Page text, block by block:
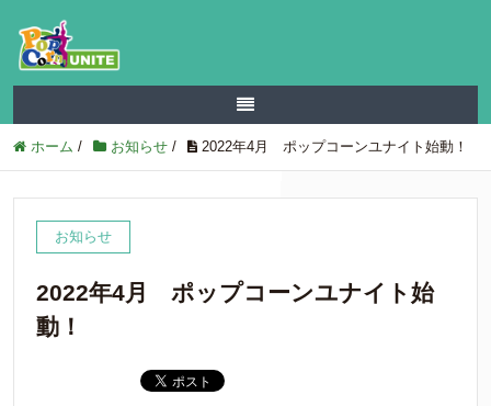
ホーム / お知らせ / 2022年4月 ポップコーンユナイト始動！
お知らせ
2022年4月 ポップコーンユナイト始
動！